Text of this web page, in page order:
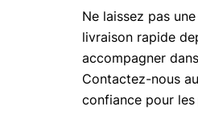
Ne laissez pas
livraison rapide
accompagner
Contactez-nous au
confiance pour les